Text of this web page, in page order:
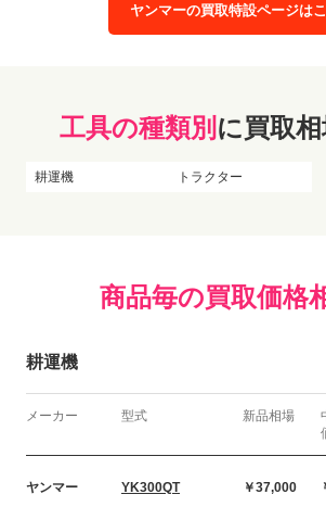
ヤンマーの買取特設ページは
工具の種類別 に買取
耕運機 トラクター
商品毎の買取価格
耕運機
メーカー 型式 新品相場
ヤンマー YK300QT ￥37,000